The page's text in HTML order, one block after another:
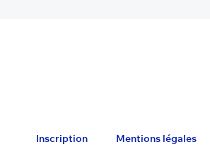
Inscription Mentions légales